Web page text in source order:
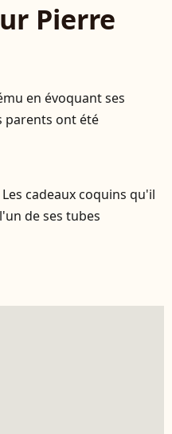
Pierre
en évoquant ses
parents ont été
cadeaux coquins qu'il
de ses tubes